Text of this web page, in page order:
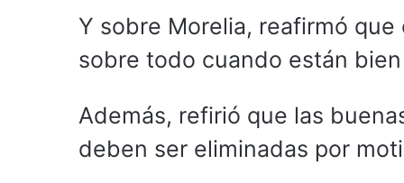
Y sobre Morelia, reafirmó
sobre todo cuando están
Además, refirió que las
deben ser eliminadas por